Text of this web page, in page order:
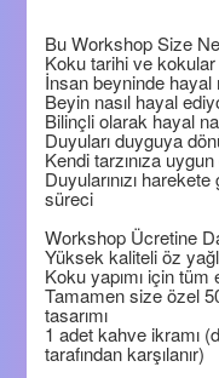
Bu Workshop Size
Koku tarihi ve
İnsan beyninde hayal
Beyin nasıl hayal
Bilinçli olarak hayal
Duyuları duyguya
Kendi tarzınıza
Duyularınızı
süreci
Workshop Ücretine
Yüksek kaliteli öz
Koku yapımı için
Tamamen size özel
tasarımı
1 adet kahve ikramı
tarafından karşılanır)